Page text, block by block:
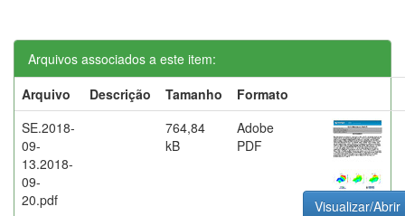
Arquivos associados a este item:
Arquivo
Descrição Tamanho
Formato
SE.2018-
09-
13.2018-
09-
20.pdf
764,84
kB
Adobe
PDF
Visualizar/Abrir